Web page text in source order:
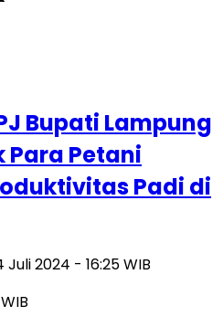
Bupati Lampung
Petani
Padi di
Juli 2024 - 16:25 WIB